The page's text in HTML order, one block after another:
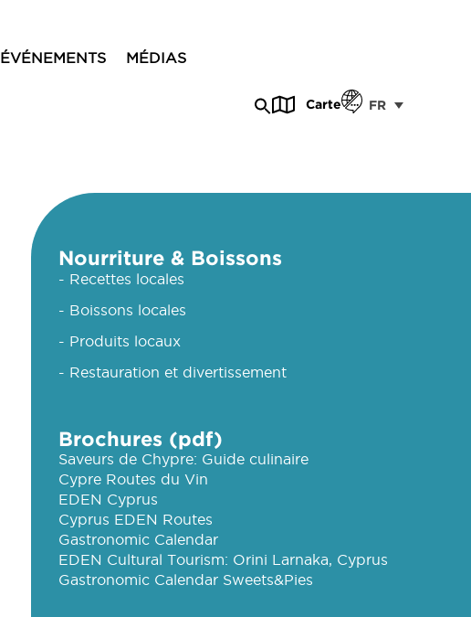
ÉVÉNEMENTS MÉDIAS
Carte FR
Nourriture & Boissons
- Recettes locales
- Boissons locales
- Produits locaux
- Restauration et divertissement
Brochures (pdf)
Saveurs de Chypre: Guide culinaire
Cypre Routes du Vin
EDEN Cyprus
Cyprus EDEN Routes
Gastronomic Calendar
EDEN Cultural Tourism: Orini Larnaka, Cyprus
Gastronomic Calendar Sweets&Pies